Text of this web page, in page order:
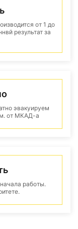
от 1 до
результат за
эвакуируем
от МКАД-а
работы.